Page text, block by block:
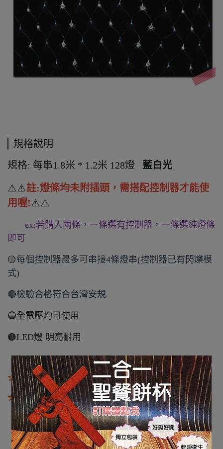
規格說明
規格: 每串1.8米 * 1.2米 128燈 藍白 光
⚠️⚠️註:燈條均未附插頭，需搭配控制器才能使
用喔!⚠️⚠️
ex:若購入兩條，一條選有控制器，一條選純燈條
即可
🟡每個控制器最多可串接4條燈串(控制器已有閃爍模
式)
🔴檢驗合格符合台灣安規
🔵全電壓均可使用
🟤LED燈 明亮耐用
☆燈串與電源線連接處轉接頭務必轉緊
☆請勿靠近灑水器 ☆請勿靠近火源☆